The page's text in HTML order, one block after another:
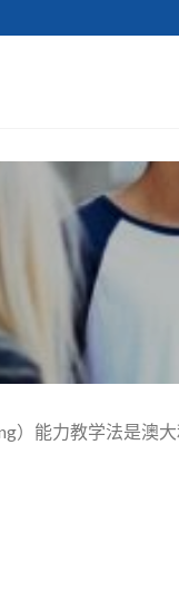
）能力教学法是澳